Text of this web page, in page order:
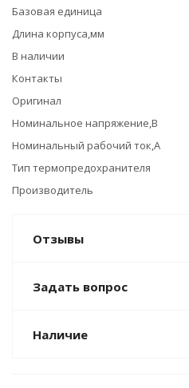
Базовая единица
Длина корпуса,мм
В наличии
Контакты
Оригинал
Номинальное напряжение,В
Номинальный рабочий ток,А
Тип термопредохранителя
Производитель
Отзывы
Задать вопрос
Наличие